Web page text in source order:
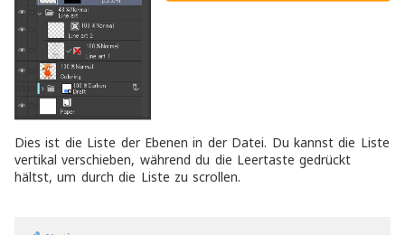
Dies ist die Liste der Ebenen in der Datei. Du kannst die Liste
vertikal verschieben, während du die Leertaste gedrückt
hältst, um durch die Liste zu scrollen.